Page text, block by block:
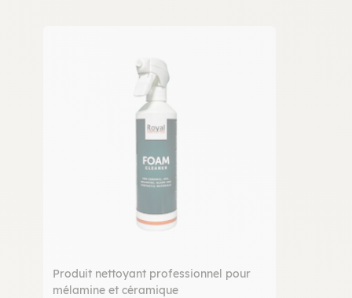
Produit nettoyant professionnel pour
mélamine et céramique